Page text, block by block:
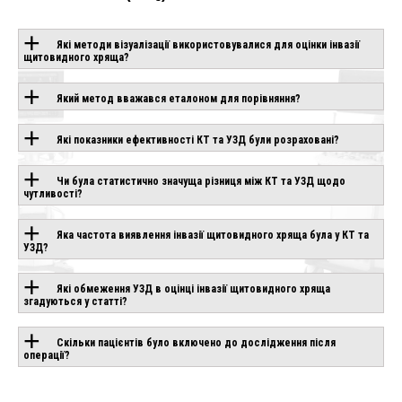
Які методи візуалізації використовувалися для оцінки інвазії
щитовидного хряща?
Який метод вважався еталоном для порівняння?
Які показники ефективності КТ та УЗД були розраховані?
Чи була статистично значуща різниця між КТ та УЗД щодо
чутливості?
Яка частота виявлення інвазії щитовидного хряща була у КТ та
УЗД?
Які обмеження УЗД в оцінці інвазії щитовидного хряща
згадуються у статті?
Скільки пацієнтів було включено до дослідження після
операції?
ОБЛАДНАННЯ З
ЦІЄЮ
ТЕХНОЛОГІЄЮ
AIR
BEYOND
EBIT 90